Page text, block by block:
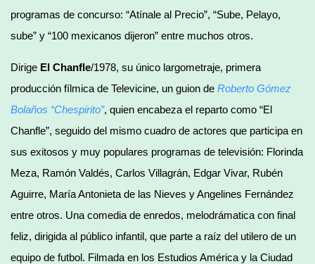
programas de concurso: “Atínale al Precio”, “Sube, Pelayo,
sube” y “100 mexicanos dijeron” entre muchos otros.
Dirige El Chanfle/1978, su único largometraje, primera
producción fílmica de Televicine, un guion de Roberto Gómez
Bolaños “Chespirito”, quien encabeza el reparto como “El
Chanfle”, seguido del mismo cuadro de actores que participa en
sus exitosos y muy populares programas de televisión: Florinda
Meza, Ramón Valdés, Carlos Villagrán, Edgar Vivar, Rubén
Aguirre, María Antonieta de las Nieves y Angelines Fernández
entre otros. Una comedia de enredos, melodrámatica con final
feliz, dirigida al público infantil, que parte a raíz del utilero de un
equipo de futbol. Filmada en los Estudios América y la Ciudad